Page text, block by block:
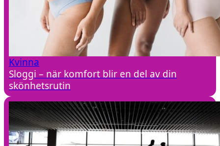
Kvinna
Sloggi – när komfort blir en del av din
skönhetsrutin